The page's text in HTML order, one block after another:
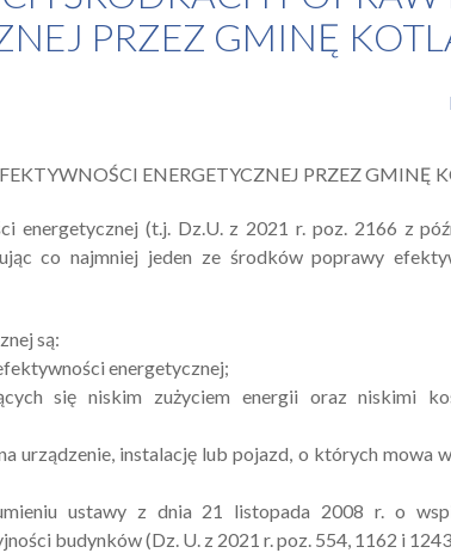
PRZEZ GMINĘ
ENERGETYCZNEJ PRZEZ GMINĘ
(t.j. Dz.U. z 2021 r. poz. 2166 z
co najmniej jeden ze środków poprawy
są:
energetycznej;
się niskim zużyciem energii oraz niskimi
urządzenie, instalację lub pojazd, o których mowa
ustawy z dnia 21 listopada 2008 r. o
budynków (Dz. U. z 2021 r. poz. 554, 1162 i